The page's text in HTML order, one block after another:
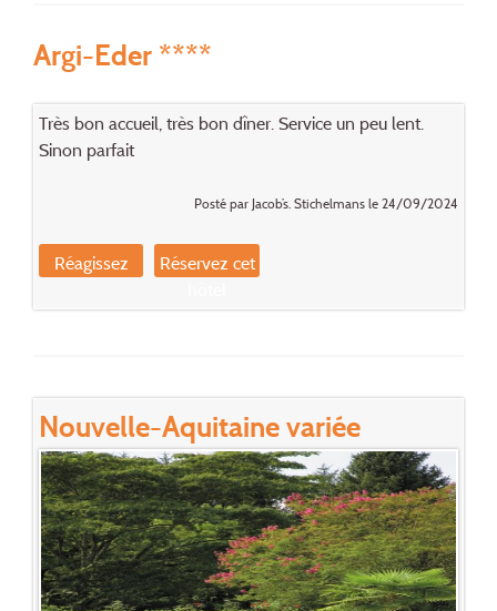
Argi-Eder ****
Très bon accueil, très bon dîner. Service un peu lent.
Sinon parfait
Posté par Jacob’s. Stichelmans le 24/09/2024
Réagissez
Réservez cet
Nouvelle-Aquitaine variée